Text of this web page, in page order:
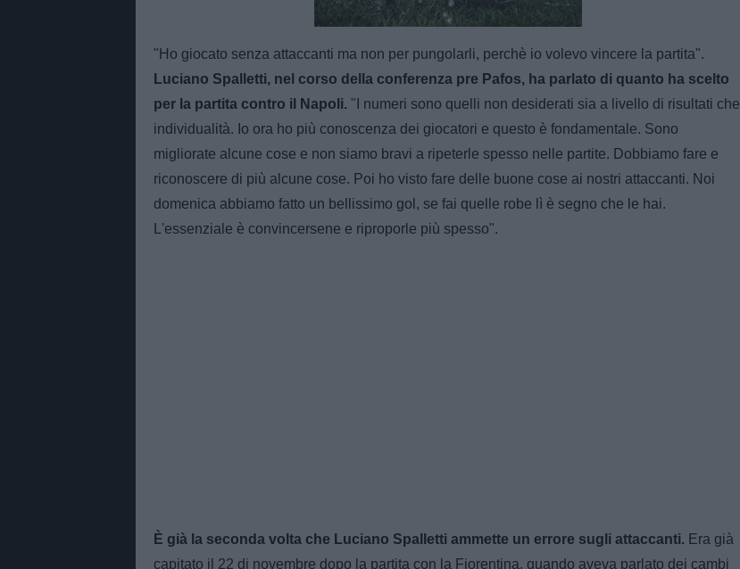
Unmute
Loaded
100.00%
"Ho giocato senza attaccanti ma non per pungolarli, perchè io volevo vincere la partita".
Luciano Spalletti, nel corso della conferenza pre Pafos, ha parlato di quanto ha scelto
per la partita contro il Napoli. "I numeri sono quelli non desiderati sia a livello di risultati che
individualità. Io ora ho più conoscenza dei giocatori e questo è fondamentale. Sono
migliorate alcune cose e non siamo bravi a ripeterle spesso nelle partite. Dobbiamo fare e
riconoscere di più alcune cose. Poi ho visto fare delle buone cose ai nostri attaccanti. Noi
domenica abbiamo fatto un bellissimo gol, se fai quelle robe lì è segno che le hai.
L'essenziale è convincersene e riproporle più spesso".
È già la seconda volta che Luciano Spalletti ammette un errore sugli attaccanti. Era già
capitato il 22 di novembre dopo la partita con la Fiorentina, quando aveva parlato dei cambi